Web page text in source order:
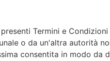
Termini e
o da un'altra autorità
consentita in modo da